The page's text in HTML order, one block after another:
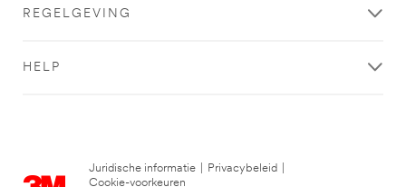
REGELGEVING
HELP
Juridische informatie Privacybeleid
Cookie-voorkeuren